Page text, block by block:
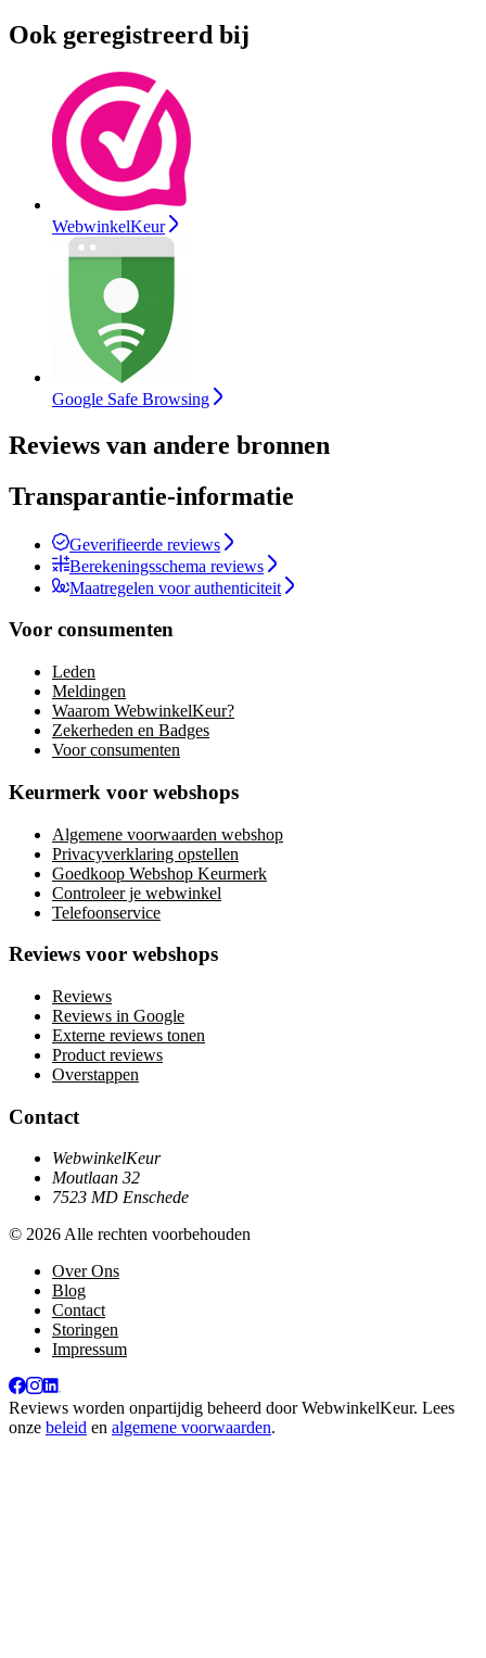
Ook geregistreerd bij
WebwinkelKeur
Google Safe Browsing
Reviews van andere bronnen
Transparantie-informatie
Geverifieerde reviews
Berekeningsschema reviews
Maatregelen voor authenticiteit
Voor consumenten
Leden
Meldingen
Waarom WebwinkelKeur?
Zekerheden en Badges
Voor consumenten
Keurmerk voor webshops
Algemene voorwaarden webshop
Privacyverklaring opstellen
Goedkoop Webshop Keurmerk
Controleer je webwinkel
Telefoonservice
Reviews voor webshops
Reviews
Reviews in Google
Externe reviews tonen
Product reviews
Overstappen
Contact
WebwinkelKeur
Moutlaan 32
7523 MD Enschede
© 2026 Alle rechten voorbehouden
Over Ons
Blog
Contact
Storingen
Impressum
Reviews worden onpartijdig beheerd doorWebwinkelKeur. Lees
onze beleid en algemene voorwaarden.